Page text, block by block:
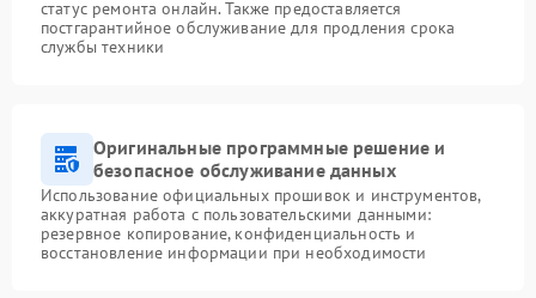
статус ремонта онлайн. Также предоставляется
постгарантийное обслуживание для продления срока
службы техники
Оригинальные программные решение и
безопасное обслуживание данных
Использование официальных прошивок и инструментов,
аккуратная работа с пользовательскими данными:
резервное копирование, конфиденциальность и
восстановление информации при необходимости